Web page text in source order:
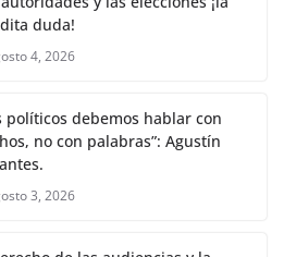
duda!
4, 2026
políticos debemos hablar con
no con palabras”: Agustín
3, 2026